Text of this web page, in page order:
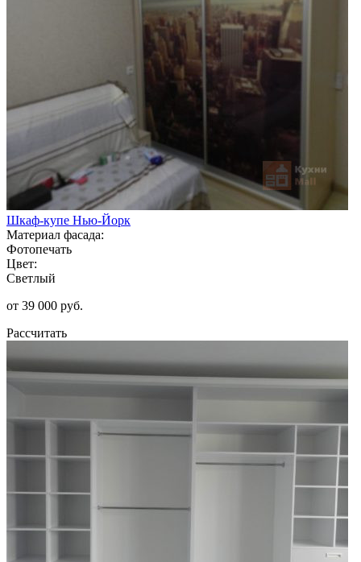
Шкаф-купе Нью-Йорк
Материал фасада:
Фотопечать
Цвет:
Светлый
от 39 000 руб.
Рассчитать